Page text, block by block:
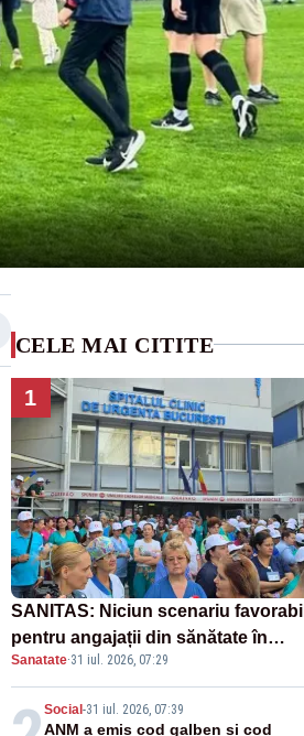
CELE MAI CITITE
1
SANITAS: Niciun scenariu favorabil
pentru angajații din sănătate în
proiectul Legii salarizării
Sanatate·31 iul. 2026, 07:29
Social-31 iul. 2026, 07:39
ANM a emis cod galben și cod